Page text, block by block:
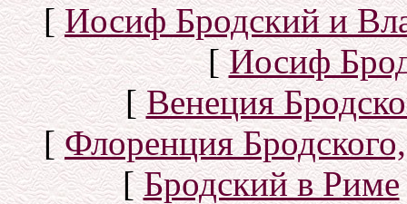
[Иосиф Бродский и
[Иосиф
[Венеция
[Флоренция
[Бродский в Риме